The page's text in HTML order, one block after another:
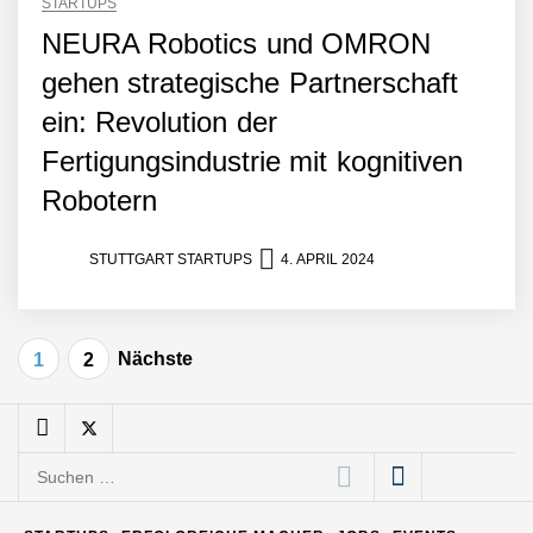
STARTUPS
NEURA Robotics und OMRON
gehen strategische Partnerschaft
ein: Revolution der
Fertigungsindustrie mit kognitiven
Robotern
STUTTGART STARTUPS 4. APRIL 2024
Seitennummerierung
Beiträge
1 2 Nächste
Pyck im Employer Portrait
Matthias Nagel von Pyck
Suchen